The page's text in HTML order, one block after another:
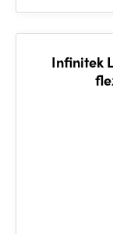
Infinitek